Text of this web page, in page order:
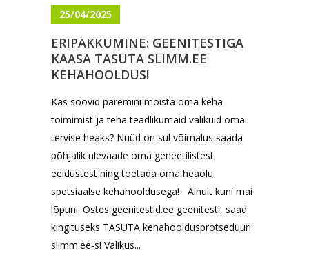
25/04/2025
ERIPAKKUMINE: GEENITESTIGA
KAASA TASUTA SLIMM.EE
KEHAHOOLDUS!
Kas soovid paremini mõista oma keha
toimimist ja teha teadlikumaid valikuid oma
tervise heaks? Nüüd on sul võimalus saada
põhjalik ülevaade oma geneetilistest
eeldustest ning toetada oma heaolu
spetsiaalse kehahooldusega! Ainult kuni mai
lõpuni: Ostes geenitestid.ee geenitesti, saad
kingituseks TASUTA kehahooldusprotseduuri
slimm.ee-s! Valikus...